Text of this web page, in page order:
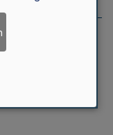
des Landes
-